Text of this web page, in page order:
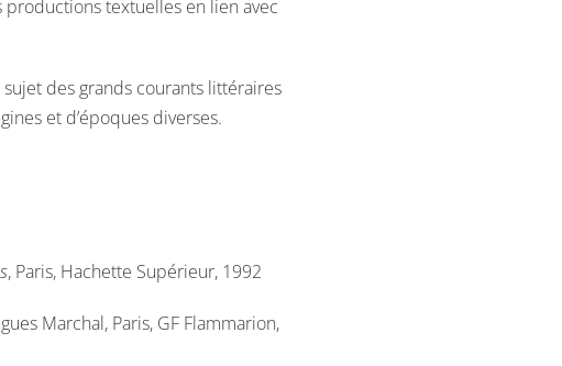
textuelles en lien avec
des grands courants littéraires
et d’époques diverses.
, Paris, Hachette Supérieur, 1992
Marchal, Paris, GF Flammarion,